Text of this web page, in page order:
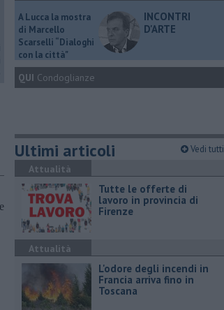
A Lucca la mostra
di Marcello
Scarselli “Dialoghi
con la città"
INCONTRI
D'ARTE
QUI Condoglianze
Ultimi articoli Vedi tutti
Attualità
​Tutte le offerte di
lavoro in provincia di
Firenze
Attualità
L'odore degli incendi in
Francia arriva fino in
Toscana